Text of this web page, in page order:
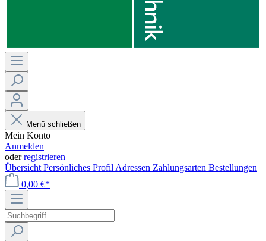
Menü schließen
Mein Konto
Anmelden
oderregistrieren
Übersicht Persönliches Profil Adressen Zahlungsarten Bestellungen
0,00 €*